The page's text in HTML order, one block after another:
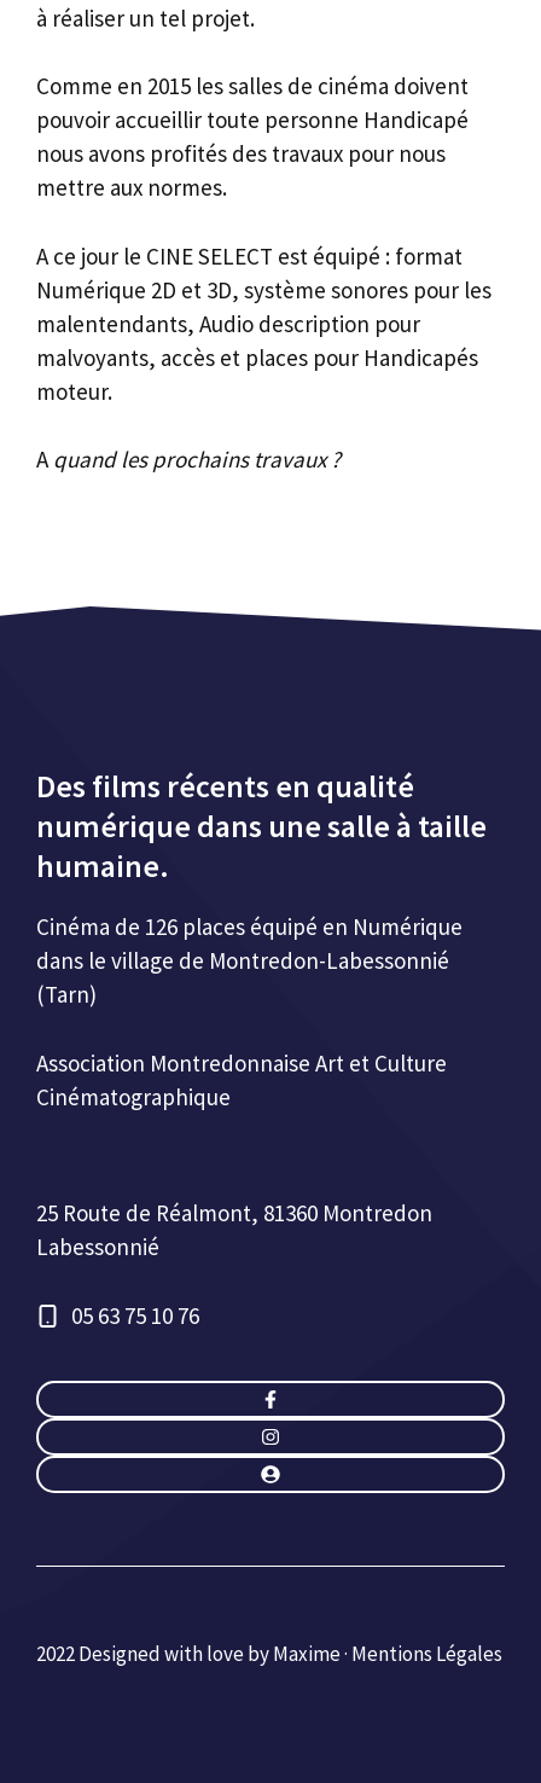
à réaliser un tel projet.
Comme en 2015 les salles de cinéma doivent
pouvoir accueillir toute personne Handicapé
nous avons profités des travaux pour nous
mettre aux normes.
A ce jour le CINE SELECT est équipé : format
Numérique 2D et 3D, système sonores pour les
malentendants, Audio description pour
malvoyants, accès et places pour Handicapés
moteur.
Aquand les prochains travaux ?
Des films récents en qualité
numérique dans une salle à taille
humaine.
Cinéma de 126 places équipé en Numérique
dans le village de Montredon-Labessonnié
(Tarn)
Association Montredonnaise Art et Culture
Cinématographique
25 Route de Réalmont, 81360 Montredon
Labessonnié
05 63 75 10 76
2022 Designed with love by Maxime · Mentions Légales